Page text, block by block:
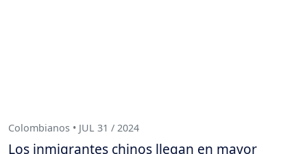
Colombianos • JUL 31 / 2024
Los inmigrantes chinos llegan en mayor